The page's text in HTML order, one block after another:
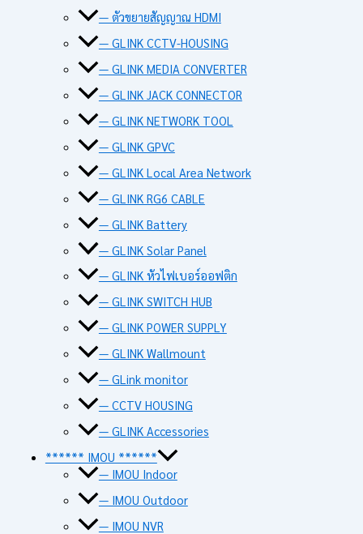
— ตัวขยายสัญญาณ HDMI
— GLINK CCTV-HOUSING
— GLINK MEDIA CONVERTER
— GLINK JACK CONNECTOR
— GLINK NETWORK TOOL
— GLINK GPVC
— GLINK Local Area Network
— GLINK RG6 CABLE
— GLINK Battery
— GLINK Solar Panel
— GLINK หัวไฟเบอร์ออฟติก
— GLINK SWITCH HUB
— GLINK POWER SUPPLY
— GLINK Wallmount
— GLink monitor
— CCTV HOUSING
— GLINK Accessories
****** IMOU ******
— IMOU Indoor
— IMOU Outdoor
— IMOU NVR